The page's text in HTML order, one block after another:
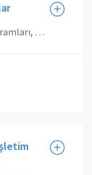
II. Öğretim Tezsiz Yüksek Lisans programları, 3 dönem esasına göre yürütülmektedir ve bu dönemler, lisans akademik takvimi ile örtüşmemektedir. Yeni Ders Yükü sistemi ile bu durum göz önünde bulundurulacaktır. Yönetmelikler gereği, lisans akademik takviminde yer alan dönemi kapsayan tarihlerde, II. öğretimde maaş karşılığı sağlanması gereken minimum haftalık ders saati koşulu aranacak, bunun dışındaki tarihlerde ise aranmayacaktır.